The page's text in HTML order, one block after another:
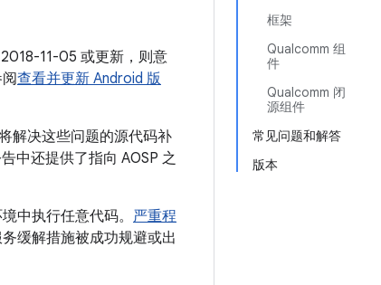
框架
Qualcomm 组
件
Qualcomm 闭
源组件
常见问题和解答
版本
11-05 或更新，则意
查看并更新 Android 版
解决这些问题的源代码补
中还提供了指向 AOSP 之
中执行任意代码。 严重程
缓解措施被成功规避或出